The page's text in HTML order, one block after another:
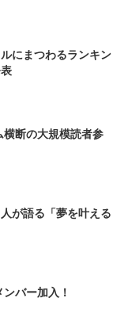
にまつわるランキン
断の大規模読者参
が語る「夢を叶える
バー加入！